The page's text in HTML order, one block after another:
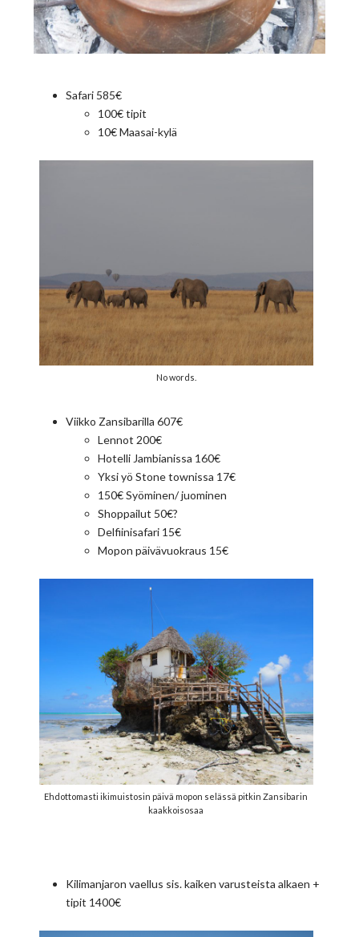
Safari 585€
100€ tipit
10€ Maasai-kylä
No words.
Viikko Zansibarilla 607€
Lennot 200€
Hotelli Jambianissa 160€
Yksi yö Stone townissa 17€
150€ Syöminen/ juominen
Shoppailut 50€?
Delfiinisafari 15€
Mopon päivävuokraus 15€
Ehdottomasti ikimuistosin päivä mopon selässä pitkin Zansibarin
kaakkoisosaa
Kilimanjaron vaellus sis. kaiken varusteista alkaen +
tipit 1400€